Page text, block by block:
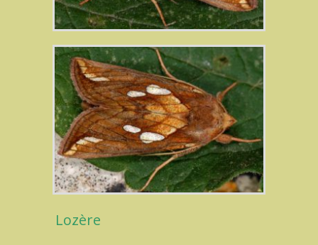
Lozère